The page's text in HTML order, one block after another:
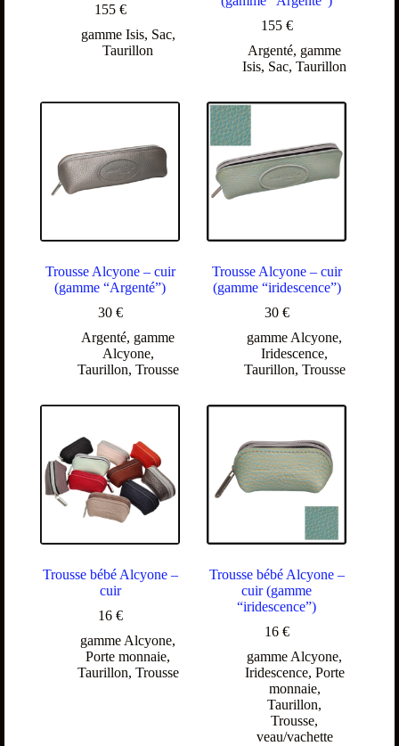
155 €
gamme Isis, Sac,
Taurillon
155 €
Argenté, gamme
Isis, Sac,Taurillon
Trousse Alcyone – cuir
(gamme “Argenté”)
30 €
Argenté, gamme
Alcyone,
Taurillon, Trousse
Trousse Alcyone – cuir
(gamme “iridescence”)
30 €
gamme Alcyone,
Iridescence,
Taurillon, Trousse
Trousse bébé Alcyone –
cuir
16 €
gamme Alcyone,
Porte monnaie,
Taurillon, Trousse
Trousse bébé Alcyone –
cuir (gamme
“iridescence”)
16 €
gamme Alcyone,
Iridescence, Porte
monnaie,
Taurillon,
Trousse,
veau/vachette